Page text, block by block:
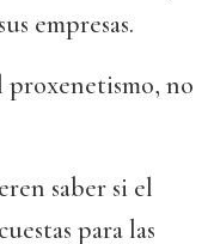
empresas.
proxenetismo, no
saber si el
para las